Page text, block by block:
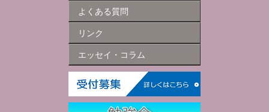
よくある質問
リンク
エッセイ・コラム